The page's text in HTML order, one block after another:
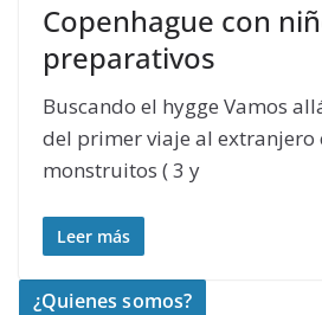
Copenhague con
preparativos
Buscando el hygge Vamos
del primer viaje al extranjero
monstruitos ( 3 y
Leer más
¿Quienes somos?